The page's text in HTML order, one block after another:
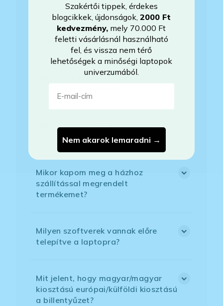
Milyen akkumulátorállapotra
számíthatok?
Mikor lesz készleten a laptop, ha
Mikor vehetem át a rendelésem, ha
esetleg bővítést is kértem?
Mikor kapom meg a házhoz
szállítással megrendelt
termékemet?
Milyen szoftverek vannak előre
telepítve a laptopra?
Mit jelent, hogy magyar/magyar
kiosztású európai/külföldi kiosztású
a billentyűzet?
Szakértői tippek, érdekes
blogcikkek, újdonságok,2000 Ft
kedvezmény, mely 70.000 Ft
feletti vásárlásnál használható
fel, és vissza nem térő
lehetőségek a minőségi laptopok
univerzumából.
Nem akarok lemaradni →